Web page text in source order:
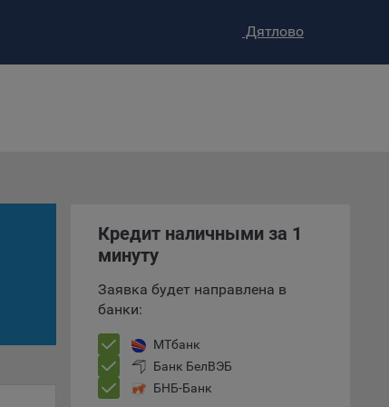
Дятлово
Кредит наличными за 1
минуту
Заявка будет направлена в
банки:
МТбанк
Банк БелВЭБ
БНБ-Банк